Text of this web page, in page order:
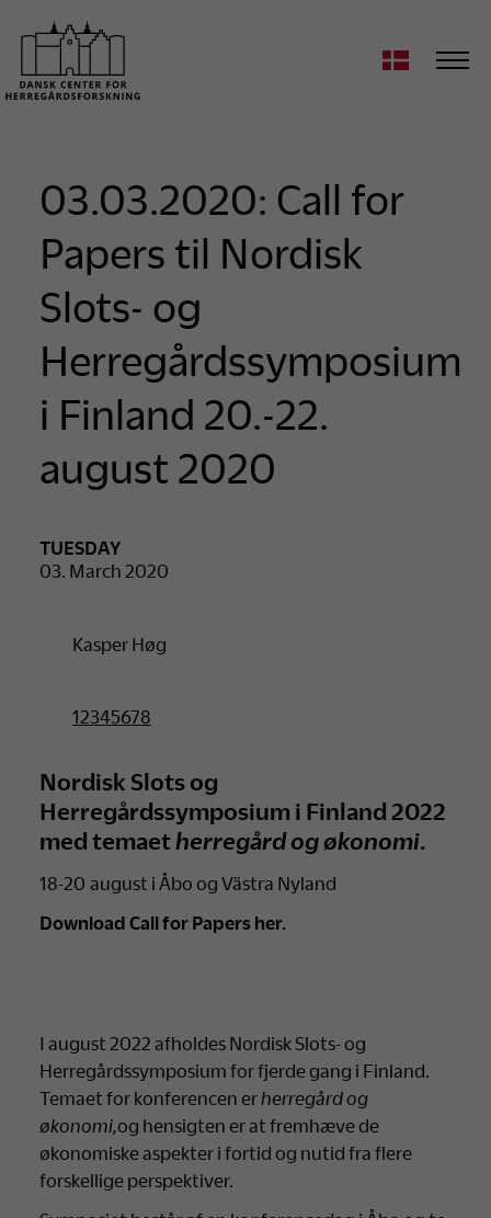
03.03.2020: Call for
Papers til Nordisk
Slots- og
Herregårdssymposium
i Finland 20.-22.
august 2020
TUESDAY
03. March 2020
Kasper Høg
12345678
Nordisk Slots og
Herregårdssymposium i Finland 2022
med temaetherregård og økonomi.
18-20 august i Åbo og Västra Nyland
Download Call for Papers her.
I august 2022 afholdes Nordisk Slots- og
Herregårdssymposium for fjerde gang i Finland.
Temaet for konferencen er herregård og
økonomi, og hensigten er at fremhæve de
økonomiske aspekter i fortid og nutid fra flere
forskellige perspektiver.